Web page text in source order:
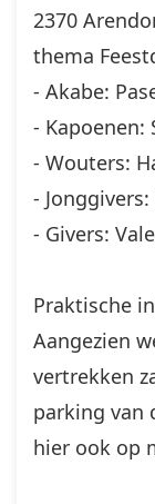
2370
thema
- Akabe:
- Kapoenen:
- Wouters:
-
- Givers:
Praktische
Aangezien
vertrekken
parking van
hier ook op